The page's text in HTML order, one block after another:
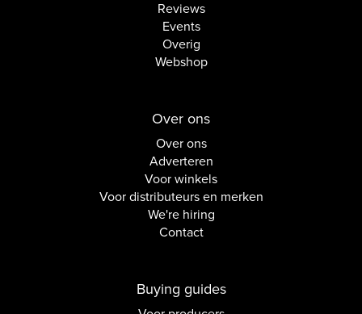
Reviews
Events
Overig
Webshop
Over ons
Over ons
Adverteren
Voor winkels
Voor distributeurs en merken
We're hiring
Contact
Buying guides